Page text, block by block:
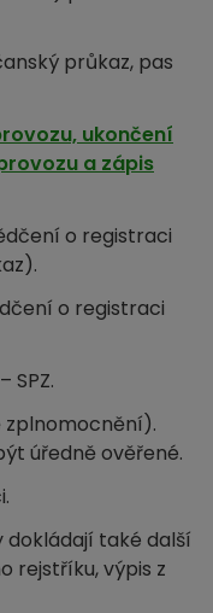
průkaz, pas
ukončení
a zápis
o registraci
o registraci
SPZ.
úředně ověřené.
dokládají také další
rejstříku, výpis z